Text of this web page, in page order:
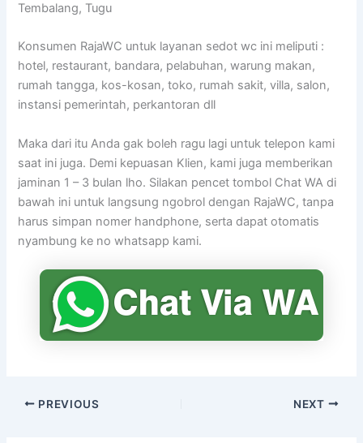
Tembalang, Tugu
Konsumen RajaWC untuk layanan sedot wc ini meliputi :
hotel, restaurant, bandara, pelabuhan, warung makan,
rumah tangga, kos-kosan, toko, rumah sakit, villa, salon,
instansi pemerintah, perkantoran dll
Maka dari itu Anda gak boleh ragu lagi untuk telepon kami
saat ini juga. Demi kepuasan Klien, kami juga memberikan
jaminan 1 – 3 bulan lho. Silakan pencet tombol Chat WA di
bawah ini untuk langsung ngobrol dengan RajaWC, tanpa
harus simpan nomer handphone, serta dapat otomatis
nyambung ke no whatsapp kami.
PREVIOUS NEXT